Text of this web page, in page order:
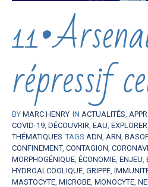
répressif
BY MARC HENRY IN ACTUALITÉS
COVID-19 DÉCOUVRIR EAU EXPLORER
THÉMATIQUES TAGS ADN ARN
CONFINEMENT, CONTAGION
MORPHOGÉNIQUE ÉCONOMIE ENJEU
HYDROALCOOLIQUE GRIPPE
MASTOCYTE MICROBE MONOCYTE